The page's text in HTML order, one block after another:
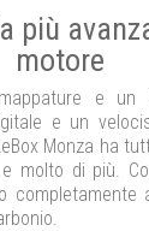
più
motore
e un
e un
Monza ha
e molto di più.
completamente